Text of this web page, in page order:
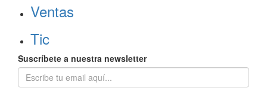
Ventas
Tic
Suscríbete a nuestra newsletter